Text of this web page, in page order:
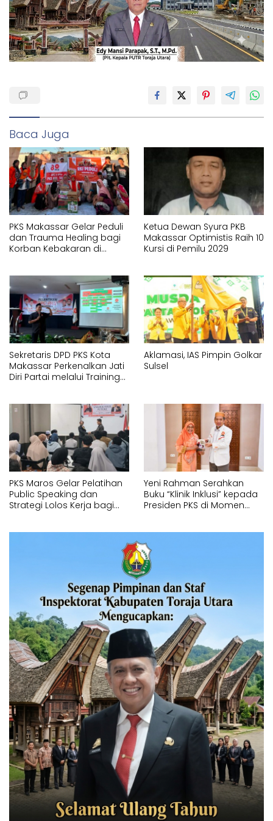
Baca Juga
PKS Makassar Gelar Peduli
dan Trauma Healing bagi
Korban Kebakaran di
Ketua Dewan Syura PKB
Makassar Optimistis Raih 10
Kursi di Pemilu 2029
Sekretaris DPD PKS Kota
Makassar Perkenalkan Jati
Diri Partai melalui Training
Aklamasi, IAS Pimpin Golkar
Sulsel
PKS Maros Gelar Pelatihan
Public Speaking dan
Strategi Lolos Kerja bagi
Yeni Rahman Serahkan
Buku “Klinik Inklusi” kepada
Presiden PKS di Momen